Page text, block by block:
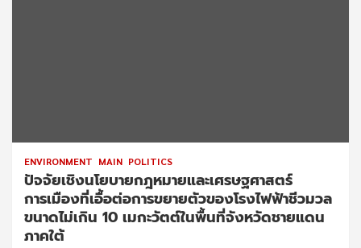
ENVIRONMENT MAIN POLITICS
ปัจจัยเชิงนโยบายกฎหมายและเศรษฐศาสตร์
การเมืองที่เอื้อต่อการขยายตัวของโรงไฟฟ้าชีวมวล
ขนาดไม่เกิน 10 เมกะวัตต์ในพื้นที่จังหวัดชายแดน
ภาคใต้